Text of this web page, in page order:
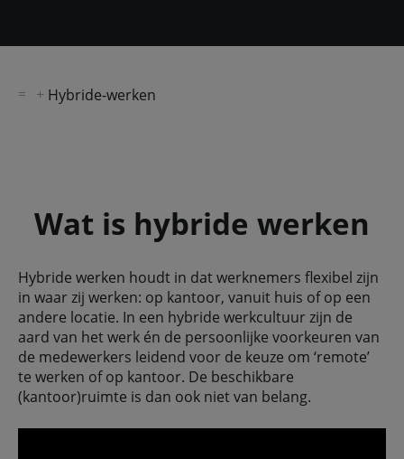
Hybride-werken
Wat is hybride werken
Hybride werken houdt in dat werknemers flexibel zijn
in waar zij werken: op kantoor, vanuit huis of op een
andere locatie. In een hybride werkcultuur zijn de
aard van het werk én de persoonlijke voorkeuren van
de medewerkers leidend voor de keuze om ‘remote’
te werken of op kantoor. De beschikbare
(kantoor)ruimte is dan ook niet van belang.